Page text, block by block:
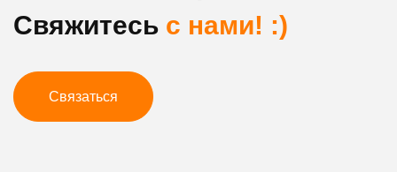
Свяжитесь с нами! :)
Связаться